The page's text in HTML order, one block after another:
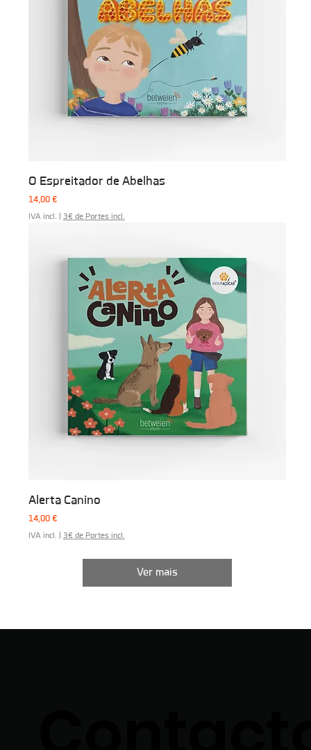
O Espreitador de Abelhas
Preço
14,00 €
IVA incl. 3€ de Portes incl.
Alerta Canino
Preço
14,00 €
IVA incl. 3€ de Portes incl.
Ver mais